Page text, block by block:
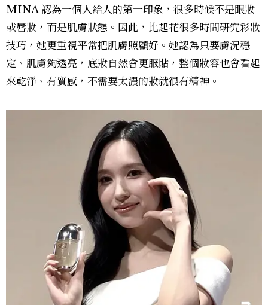
MINA 認為一個人給人的第一印象，很多時候不是眼妝
或唇妝，而是肌膚狀態。因此，比起花很多時間研究彩妝
技巧，她更重視平常把肌膚照顧好。她認為只要膚況穩
定、肌膚夠透亮，底妝自然會更服貼，整個妝容也會看起
來乾淨、有質感，不需要太濃的妝就很有精神。